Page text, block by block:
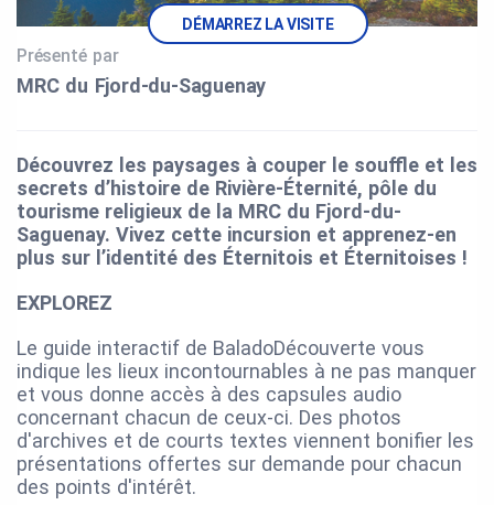
DÉMARREZ LA VISITE
Présenté par
MRC du Fjord‑du‑Saguenay
Découvrez les paysages à couper le souffle et les
secrets d’histoire de Rivière-Éternité, pôle du
tourisme religieux de la MRC du Fjord-du-
Saguenay. Vivez cette incursion et apprenez-en
plus sur l’identité des Éternitois et Éternitoises !
EXPLOREZ
Le guide interactif de BaladoDécouverte vous
indique les lieux incontournables à ne pas manquer
et vous donne accès à des capsules audio
concernant chacun de ceux-ci. Des photos
d'archives et de courts textes viennent bonifier les
présentations offertes sur demande pour chacun
des points d'intérêt.